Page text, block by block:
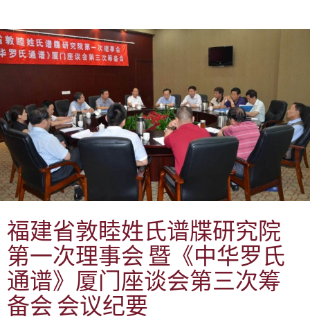
福建省敦睦姓氏谱牒研究院
第一次理事会 暨《中华罗氏
通谱》厦门座谈会第三次筹
备会 会议纪要